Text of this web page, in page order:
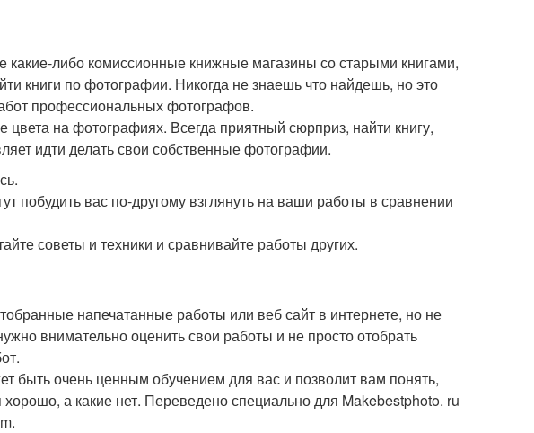
какие-либо комиссионные книжные магазины со старыми книгами,
книги по фотографии. Никогда не знаешь что найдешь, но это
профессиональных фотографов.
на фотографиях. Всегда приятный сюрприз, найти книгу,
идти делать свои собственные фотографии.
побудить вас по-другому взглянуть на ваши работы в сравнении
советы и техники и сравнивайте работы других.
напечатанные работы или веб сайт в интернете, но не
внимательно оценить свои работы и не просто отобрать
быть очень ценным обучением для вас и позволит вам понять,
а какие нет. Переведено специально для Makebestphoto. ru